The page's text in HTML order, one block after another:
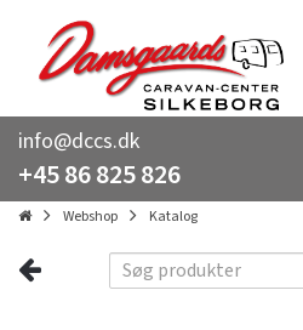
info@dccs.dk
+45 86 825 826
Webshop Katalog